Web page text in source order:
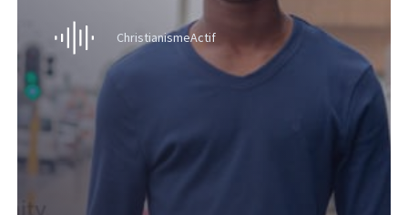
ChristianismeActif